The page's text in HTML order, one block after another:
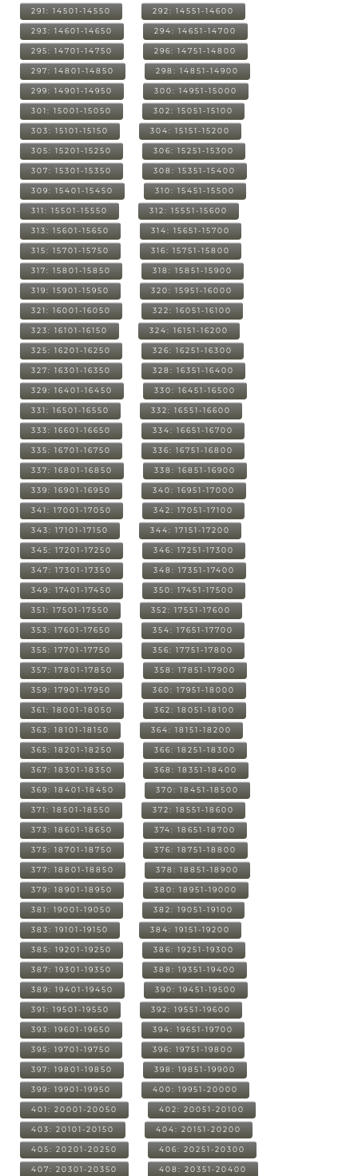
291: 14501-14550 292: 14551-14600
293: 14601-14650 294: 14651-14700
295: 14701-14750 296: 14751-14800
297: 14801-14850 298: 14851-14900
299: 14901-14950 300: 14951-15000
301: 15001-15050 302: 15051-15100
303: 15101-15150 304: 15151-15200
305: 15201-15250 306: 15251-15300
307: 15301-15350 308: 15351-15400
309: 15401-15450 310: 15451-15500
311: 15501-15550 312: 15551-15600
313: 15601-15650 314: 15651-15700
315: 15701-15750 316: 15751-15800
317: 15801-15850 318: 15851-15900
319: 15901-15950 320: 15951-16000
321: 16001-16050 322: 16051-16100
323: 16101-16150 324: 16151-16200
325: 16201-16250 326: 16251-16300
327: 16301-16350 328: 16351-16400
329: 16401-16450 330: 16451-16500
331: 16501-16550 332: 16551-16600
333: 16601-16650 334: 16651-16700
335: 16701-16750 336: 16751-16800
337: 16801-16850 338: 16851-16900
339: 16901-16950 340: 16951-17000
341: 17001-17050 342: 17051-17100
343: 17101-17150 344: 17151-17200
345: 17201-17250 346: 17251-17300
347: 17301-17350 348: 17351-17400
349: 17401-17450 350: 17451-17500
351: 17501-17550 352: 17551-17600
353: 17601-17650 354: 17651-17700
355: 17701-17750 356: 17751-17800
357: 17801-17850 358: 17851-17900
359: 17901-17950 360: 17951-18000
361: 18001-18050 362: 18051-18100
363: 18101-18150 364: 18151-18200
365: 18201-18250 366: 18251-18300
367: 18301-18350 368: 18351-18400
369: 18401-18450 370: 18451-18500
371: 18501-18550 372: 18551-18600
373: 18601-18650 374: 18651-18700
375: 18701-18750 376: 18751-18800
377: 18801-18850 378: 18851-18900
379: 18901-18950 380: 18951-19000
381: 19001-19050 382: 19051-19100
383: 19101-19150 384: 19151-19200
385: 19201-19250 386: 19251-19300
387: 19301-19350 388: 19351-19400
389: 19401-19450 390: 19451-19500
391: 19501-19550 392: 19551-19600
393: 19601-19650 394: 19651-19700
395: 19701-19750 396: 19751-19800
397: 19801-19850 398: 19851-19900
399: 19901-19950 400: 19951-20000
401: 20001-20050 402: 20051-20100
403: 20101-20150 404: 20151-20200
405: 20201-20250 406: 20251-20300
407: 20301-20350 408: 20351-20400